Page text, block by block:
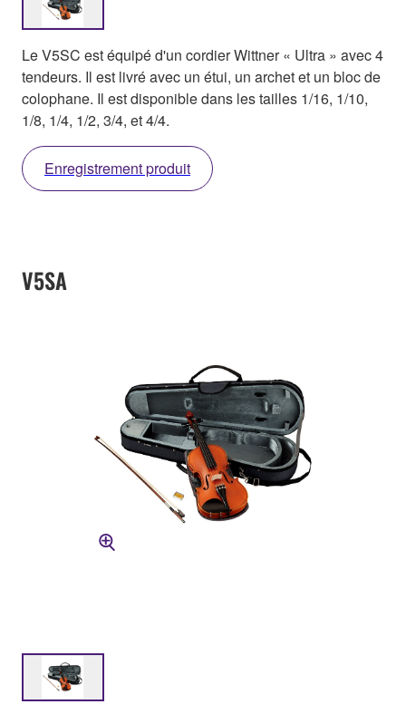
Le V5SC est équipé d'un cordier Wittner « Ultra » avec 4
tendeurs. Il est livré avec un étui, un archet et un bloc de
colophane. Il est disponible dans les tailles 1/16, 1/10,
1/8, 1/4, 1/2, 3/4, et 4/4.
Enregistrement produit
V5SA